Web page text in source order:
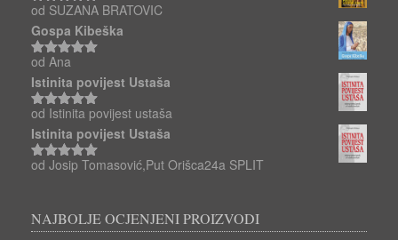
Ocjenjeno5
od 5
od SUZANA BRATOVIC
Gospa Kibeška
Ocjenjeno
od 5
od Ana
Istinita povijest Ustaša
Ocjenjeno 5
od 5
od Istinita povijest ustaša
Istinita povijest Ustaša
Ocjenjeno 5
od Josip Tomasović,Put Orišca24a SPLIT
NAJBOLJE OCJENJENI PROIZVODI